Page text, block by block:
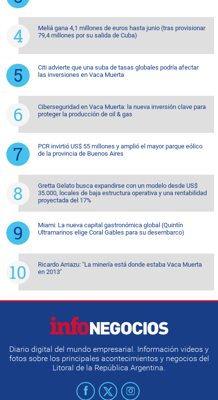
Meliá gana 4,1 millones de euros hasta junio (tras provisionar
79,4 millones por su salida de Cuba)
Citi advierte que una suba de tasas globales podría afectar
las inversiones en Vaca Muerta
Ciberseguridad en Vaca Muerta: la nueva inversión clave para
proteger la producción de oil & gas
PCR invirtió US$ 55 millones y amplió el mayor parque eólico
de la provincia de Buenos Aires
Gretta Gelato busca expandirse con un modelo desde US$
35.000, locales de baja estructura operativa y una rentabilidad
proyectada del 17%
Miami: La nueva capital gastronómica global (Quintín
Ultramarinos elige Coral Gables para su desembarco)
Ricardo Arriazu: "La minería está donde estaba Vaca Muerta
en 2013"
Diario digital del mundo empresarial. Información videos y
fotos sobre los principales acontecimientos y negocios del
Litoral de la República Argentina.